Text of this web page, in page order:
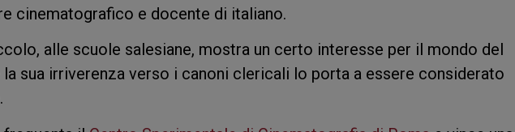
cinematografico e docente di italiano.
alle scuole salesiane, mostra un certo interesse per il mondo del
la sua irriverenza verso i canoni clericali lo porta a essere considerato